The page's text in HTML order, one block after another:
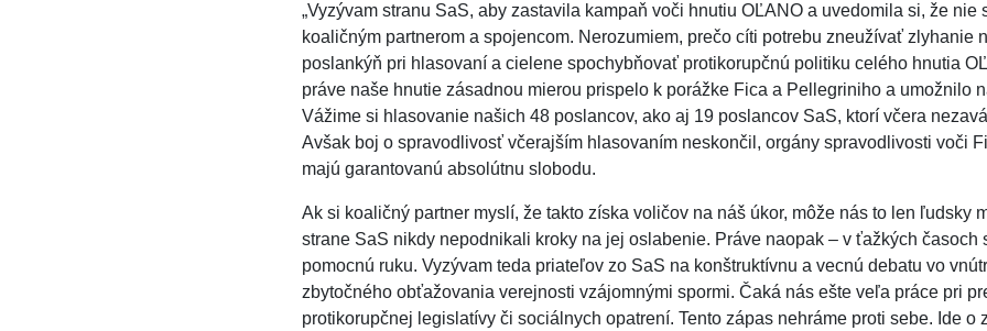
„Vyzývam stranu SaS, aby zastavila kampaň voči hnutiu OĽANO a uvedomila si, že nie
koaličným partnerom a spojencom. Nerozumiem, prečo cíti potrebu zneužívať zlyhanie
poslankýň pri hlasovaní a cielene spochybňovať protikorupčnú politiku celého hnutia
práve naše hnutie zásadnou mierou prispelo k porážke Fica a Pellegriniho a umožnilo
Vážime si hlasovanie našich 48 poslancov, ako aj 19 poslancov SaS, ktorí včera
Avšak boj o spravodlivosť včerajším hlasovaním neskončil, orgány spravodlivosti voči
majú garantovanú absolútnu slobodu.
Ak si koaličný partner myslí, že takto získa voličov na náš úkor, môže nás to len ľudsky
strane SaS nikdy nepodnikali kroky na jej oslabenie. Práve naopak – v ťažkých časoch
pomocnú ruku. Vyzývam teda priateľov zo SaS na konštruktívnu a vecnú debatu vo
zbytočného obťažovania verejnosti vzájomnými spormi. Čaká nás ešte veľa práce pri
protikorupčnej legislatívy či sociálnych opatrení. Tento zápas nehráme proti sebe. Ide o